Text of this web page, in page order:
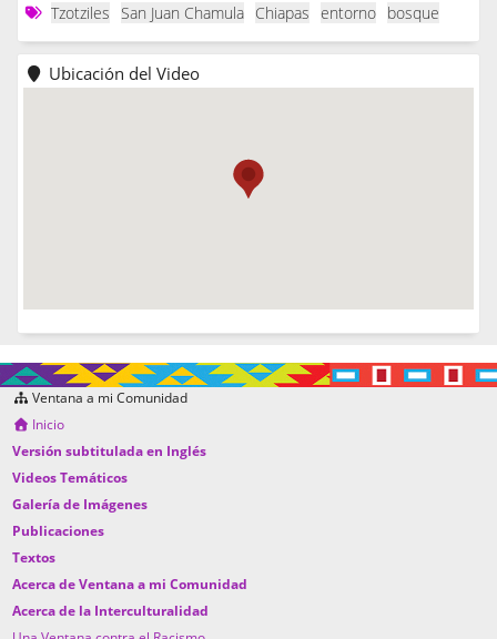
Tzotziles
San Juan Chamula Chiapas entorno bosque
Ubicación del Video
Ventana a mi Comunidad
Inicio
Versión subtitulada en Inglés
Videos Temáticos
Galería de Imágenes
Publicaciones
Textos
Acerca de Ventana a mi Comunidad
Acerca de la Interculturalidad